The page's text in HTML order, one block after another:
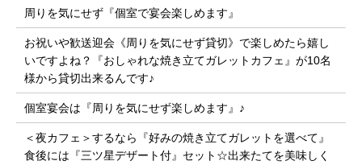
周りを気にせず『個室で宴会楽しめます』
お祝いや歓送迎会《周りを気にせず貸切》で楽しめたら嬉し
いですよね？『おしゃれな焼き立てガレットカフェ』が10名
様から貸切出来るんです♪
個室宴会は『周りを気にせず楽しめます』♪
＜夜カフェ＞するなら『好みの焼き立てガレットを選べて』
食後には『三ツ星デザート付』セット☆出来たてを美味しく